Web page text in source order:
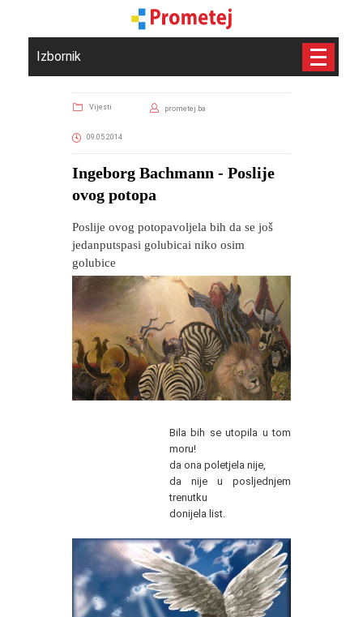
Izbornik
Vijesti prometej.ba
09.05.2014
Ingeborg Bachmann - Poslije
ovog potopa
Poslije ovog potopavoljela bih da se još
jedanputspasi golubicai niko osim
golubice
Bila bih se utopila u tom
moru!
da ona poletjela nije,
da nije u posljednjem
trenutku
donijela list.